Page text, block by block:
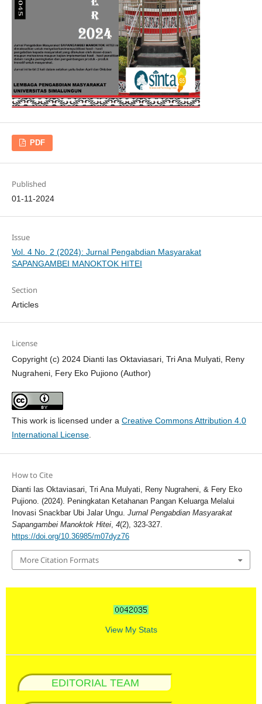
PDF
Published
01-11-2024
Issue
Vol. 4 No. 2 (2024): Jurnal Pengabdian Masyarakat
SAPANGAMBEI MANOKTOK HITEI
Section
Articles
License
Copyright (c) 2024 Dianti Ias Oktaviasari, Tri Ana Mulyati, Reny
Nugraheni, Fery Eko Pujiono (Author)
This work is licensed under a Creative Commons Attribution 4.0
International License.
How to Cite
Dianti Ias Oktaviasari, Tri Ana Mulyati, Reny Nugraheni, & Fery Eko
Pujiono. (2024). Peningkatan Ketahanan Pangan Keluarga Melalui
Inovasi Snackbar Ubi Jalar Ungu. Jurnal Pengabdian Masyarakat
Sapangambei Manoktok Hitei, 4(2), 323-327.
https://doi.org/10.36985/m07dyz76
More Citation Formats
View My Stats
EDITORIAL TEAM